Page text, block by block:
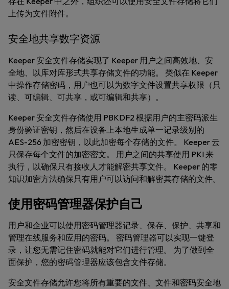
上传为文件附件。
安全地共享数字资源
Keeper 安全文件存储实现了 Keeper 用户之间高效地、安
全地、以库对库形式共享存储文件的功能。 类似在 Keeper
中操作存储密码，用户也可以为数字文件设置共享权限（只
读、可编辑、可共享，或可编辑和共享）。
Keeper 安全文件存储使用 PBKDF2 根据用户的主密码派生
身份验证密钥，然后在设备上本地生成单一记录级别的
AES-256 加密密钥，以此加密每个存储的文件。 Keeper 云
只保存每个文件的加密密文。 用户之间的共享使用 PKI 来
执行，以确保只有接收人才能解密共享文件。 Keeper 的零
知识加密方法确保只有用户可以访问和解密其存储的文件。
使用密码管理器保护自己
用户和企业可以使用密码管理器记录、保存、保护、共享和
管理在线服务和应用的密码。 密码管理器可以实现一键登
录，让您无需记住密码就能对它们进行管理。 为了做到全
面保护，您的密码管理器应该包含文件存储。
安全文件存储允许您将所有重要的文件、文件和密码安全地